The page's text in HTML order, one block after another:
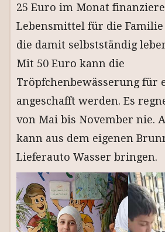
25 Euro im Monat
Lebensmittel für die
die damit selbstständig
Mit 50 Euro kann die
Tröpfchenbewässerung für
angeschafft werden. Es
von Mai bis November nie.
kann aus dem eigenen
Lieferauto Wasser bringen.